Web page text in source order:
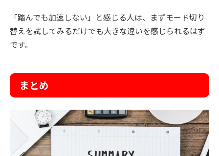
「踏んでも加速しない」と感じる人は、まずモード切り
替えを試してみるだけでも大きな違いを感じられるはず
です。
まとめ